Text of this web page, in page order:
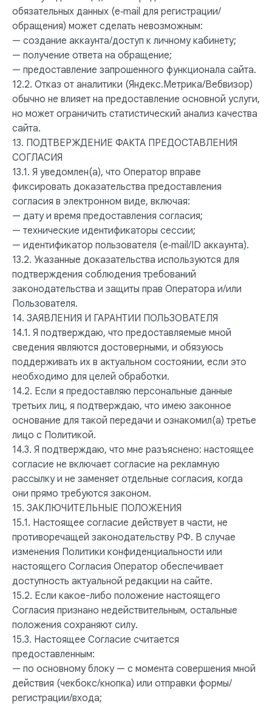
обязательных данных (e‑mail для регистрации/
обращения) может сделать невозможным:
— создание аккаунта/доступ к личному кабинету;
— получение ответа на обращение;
— предоставление запрошенного функционала сайта.
12.2. Отказ от аналитики (Яндекс.Метрика/Вебвизор)
обычно не влияет на предоставление основной услуги,
но может ограничить статистический анализ качества
сайта.
13. ПОДТВЕРЖДЕНИЕ ФАКТА ПРЕДОСТАВЛЕНИЯ
СОГЛАСИЯ
13.1. Я уведомлен(а), что Оператор вправе
фиксировать доказательства предоставления
согласия в электронном виде, включая:
— дату и время предоставления согласия;
— технические идентификаторы сессии;
— идентификатор пользователя (e‑mail/ID аккаунта).
13.2. Указанные доказательства используются для
подтверждения соблюдения требований
законодательства и защиты прав Оператора и/или
Пользователя.
14. ЗАЯВЛЕНИЯ И ГАРАНТИИ ПОЛЬЗОВАТЕЛЯ
14.1. Я подтверждаю, что предоставляемые мной
сведения являются достоверными, и обязуюсь
поддерживать их в актуальном состоянии, если это
необходимо для целей обработки.
14.2. Если я предоставляю персональные данные
третьих лиц, я подтверждаю, что имею законное
основание для такой передачи и ознакомил(а) третье
лицо с Политикой.
14.3. Я подтверждаю, что мне разъяснено: настоящее
согласие не включает согласие на рекламную
рассылку и не заменяет отдельные согласия, когда
они прямо требуются законом.
15. ЗАКЛЮЧИТЕЛЬНЫЕ ПОЛОЖЕНИЯ
15.1. Настоящее согласие действует в части, не
противоречащей законодательству РФ. В случае
изменения Политики конфиденциальности или
настоящего Согласия Оператор обеспечивает
доступность актуальной редакции на сайте.
15.2. Если какое-либо положение настоящего
Согласия признано недействительным, остальные
положения сохраняют силу.
15.3. Настоящее Согласие считается
предоставленным:
— по основному блоку — с момента совершения мной
действия (чекбокс/кнопка) или отправки формы/
регистрации/входа;